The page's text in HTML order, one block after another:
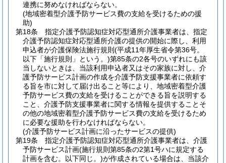
連携に努めなければならない。
(地域密着型介護予防サービス費の支給を受けるための援
助)
第18条
指定介護予防認知症対応型通所介護事業者は、指定
介護予防認知症対応型通所介護の提供の開始に際し、利用
申込者が介護保険法施行規則 (平成11年厚生省令第36号。
以下「施行規則」という。)第85条の2各号のいずれにも該
当しないときは、当該利用申込者又はその家族に対し、介
護予防サービス計画の作成を介護予防支援事業者に依頼す
る旨を市に対して届け出ること等により、地域密着型介護
予防サービス費の支給を受けることができる旨を説明する
こと、介護予防支援事業者に関する情報を提供することそ
の他の地域密着型介護予防サービス費の支給を受けるため
に必要な援助を行わなければならない。
(介護予防サービス計画に沿ったサービスの提供)
第19条
指定介護予防認知症対応型通所介護事業者は、介護
予防サービス計画(施行規則第85条の2第1号ハに規定する
計画を含む。以下同じ。)が作成されている場合は、当該介